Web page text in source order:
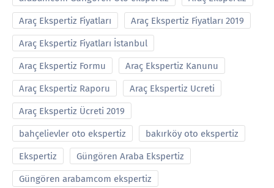
Araç Ekspertiz Fiyatları Araç Ekspertiz Fiyatları 2019
Araç Ekspertiz Fiyatları İstanbul
Araç Ekspertiz Formu Araç Ekspertiz Kanunu
Araç Ekspertiz Raporu Araç Ekspertiz Ucreti
Araç Ekspertiz Ücreti 2019
bahçelievler oto ekspertiz bakırköy oto ekspertiz
Ekspertiz Güngören Araba Ekspertiz
Güngören arabamcom ekspertiz